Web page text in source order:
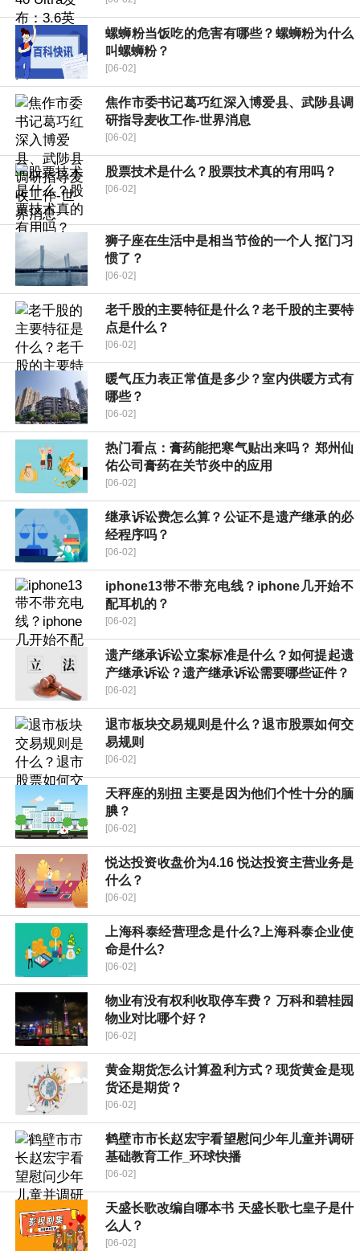
螺蛳粉当饭吃的危害有哪些？螺蛳粉为什么
叫螺蛳粉？
[06-02]
焦作市委书记葛巧红深入博爱县、武陟县调
研指导麦收工作-世界消息
[06-02]
股票技术是什么？股票技术真的有用吗？
[06-02]
狮子座在生活中是相当节俭的一个人 抠门习
惯了？
[06-02]
老千股的主要特征是什么？老千股的主要特
点是什么？
[06-02]
暖气压力表正常值是多少？室内供暖方式有
哪些？
[06-02]
热门看点：膏药能把寒气贴出来吗？ 郑州仙
佑公司膏药在关节炎中的应用
[06-02]
继承诉讼费怎么算？公证不是遗产继承的必
经程序吗？
[06-02]
iphone13带不带充电线？iphone几开始不
配耳机的？
[06-02]
遗产继承诉讼立案标准是什么？如何提起遗
产继承诉讼？遗产继承诉讼需要哪些证件？
[06-02]
退市板块交易规则是什么？退市股票如何交
易规则
[06-02]
天秤座的别扭 主要是因为他们个性十分的腼
腆？
[06-02]
​悦达投资收盘价为4.16 ​悦达投资主营业务是
什么？
[06-02]
上海科泰经营理念是什么?上海科泰企业使
命是什么?
[06-02]
物业有没有权利收取停车费？ 万科和碧桂园
物业对比哪个好？
[06-02]
黄金期货怎么计算盈利方式？现货黄金是现
货还是期货？
[06-02]
鹤壁市市长赵宏宇看望慰问少年儿童并调研
基础教育工作_环球快播
[06-02]
天盛长歌改编自哪本书 天盛长歌七皇子是什
么人？
[06-02]